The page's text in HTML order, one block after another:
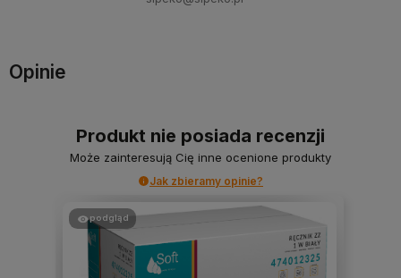
Opinie
Produkt nie posiada recenzji
Może zainteresują Cię inne ocenione produkty
Jak zbieramy opinie?
podgląd